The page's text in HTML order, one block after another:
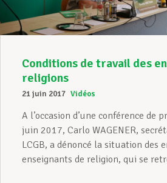
Conditions de travail des
religions
21 juin 2017 Vidéos
A l’occasion d’une conférence de
juin 2017, Carlo WAGENER,
LCGB, a dénoncé la situation des
enseignants de religion, qui se